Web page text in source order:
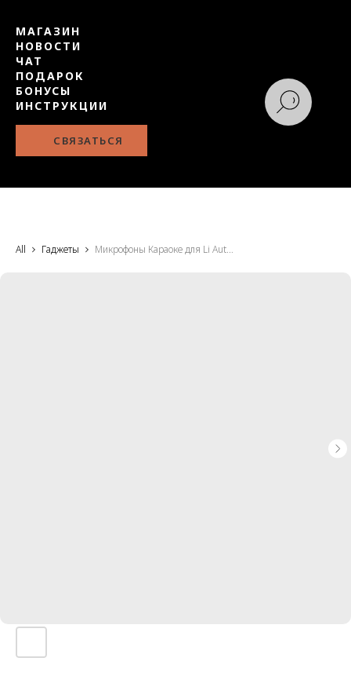
МАГАЗИН
НОВОСТИ
ЧАТ
ПОДАРОК
БОНУСЫ
ИНСТРУКЦИИ
СВЯЗАТЬСЯ
All Гаджеты Микрофоны Караоке для Li Auto, вер 3.0, серебристые, оригинал